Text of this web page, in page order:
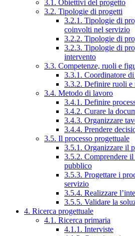
3.1. Obiettivi del progetto
3.2. Tipologie di progetti
3.2.1. Tipologie di
coinvolti nel servizio
3.2.2. Tipologie di
3.2.3. Tipologie di
intervento
3.3. Competenze, ruoli e
3.3.1. Coordinatore
3.3.2. Definire ruoli e
3.4. Metodo di lavoro
3.4.1. Definire
3.4.2. Curare la
3.4.3. Organizzare
3.4.4. Prendere
3.5. Il processo progettuale
3.5.1. Organizzare il
3.5.2. Comprendere
pubblico
3.5.3. Progettare i
servizio
3.5.4. Realizzare
3.5.5. Validare la
4. Ricerca progettuale
4.1. Ricerca primaria
4.1.1. Interviste